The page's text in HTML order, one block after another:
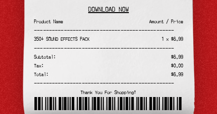
DOWNLOAD NOW
Product Name Amount / Price
———————————————————————————————————————————————
350+ SOUND EFFECTS PACK 1 x $6.99
———————————————————————————————————————————————
Subtotal:
$6.99
Tax:
$0.00
Total:
$6.99
———————————————————————————————————————————————
Thank You For Shopping!
chromaslab